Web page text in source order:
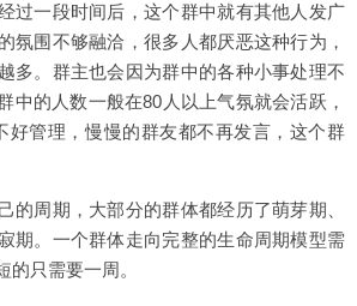
过一段时间后，这个群中就有其他人发广
氛围不够融洽，很多人都厌恶这种行为，
多。群主也会因为群中的各种小事处理不
中的人数一般在80人以上气氛就会活跃，
好管理，慢慢的群友都不再发言，这个群
的周期，大部分的群体都经历了萌芽期、
期。一个群体走向完整的生命周期模型需
的只需要一周。